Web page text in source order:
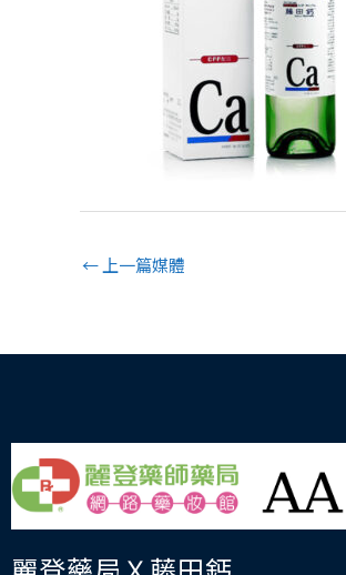
← 上一篇媒體